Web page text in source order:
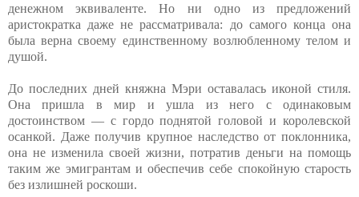
денежном эквиваленте. Но ни одно из предложений
аристократка даже не рассматривала: до самого конца она
была верна своему единственному возлюбленному телом и
душой.
До последних дней княжна Мэри оставалась иконой стиля.
Она пришла в мир и ушла из него с одинаковым
достоинством — с гордо поднятой головой и королевской
осанкой. Даже получив крупное наследство от поклонника,
она не изменила своей жизни, потратив деньги на помощь
таким же эмигрантам и обеспечив себе спокойную старость
без излишней роскоши.